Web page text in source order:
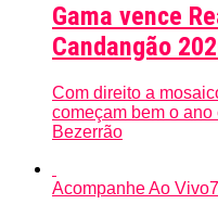
Gama vence
Candangão
Com direito a
começam bem o
Bezerrão
Acompanhe Ao Vivo